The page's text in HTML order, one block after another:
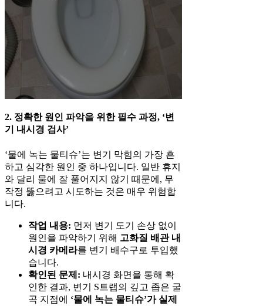
2. 정확한 원인 파악을 위한 필수 과정, ‘변
기 내시경 검사’
‘물에 녹는 물티슈’는 변기 막힘의 가장 흔
하고 심각한 원인 중 하나입니다. 일반 휴지
와 달리 물에 잘 풀어지지 않기 때문에, 무
작정 뚫으려고 시도하는 것은 매우 위험합
니다.
작업 내용: 먼저 변기 도기 손상 없이
원인을 파악하기 위해 고화질 배관 내
시경 카메라를 변기 배수구로 투입했
습니다.
확인된 문제: 내시경 화면을 통해 확
인한 결과, 변기 S트랩의 깊고 좁은 굴
곡 지점에 ‘물에 녹는 물티슈’가 실제